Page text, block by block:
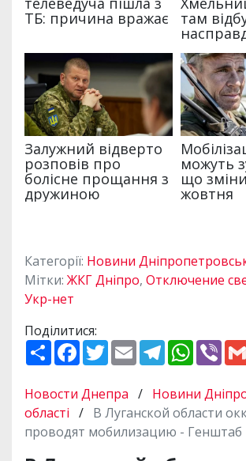
Категорії: Новини
Мітки: ЖКГ Дніпро, Отключение
Укр-нет
Поділитися:
П
о
р
и
т
и
F
a
e
b
o
o
k
T
w
t
e
r
E
m
l
T
e
g
r
a
m
W
h
s
A
p
p
V
e
r
Новости Днепра / Новини
області / В Луганской области
проводят мобилизацию - Генштаб